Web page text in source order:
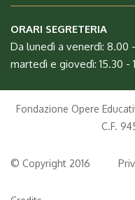
ORARI SEGRETERIA
Da lunedì a venerdì: 8.00
martedì e giovedì: 15.30 -
Fondazione Opere
C.F.
© Copyright 2016